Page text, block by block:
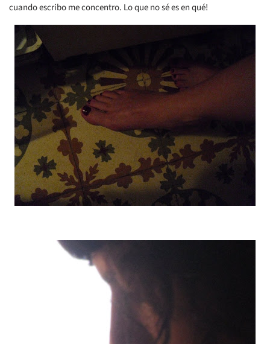
cuando escribo me concentro. Lo que no sé es en qué!